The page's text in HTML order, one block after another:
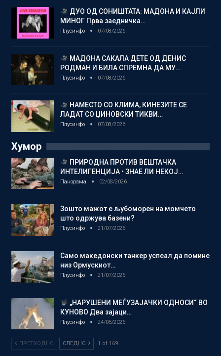
ДУО ОД СОНИШТАТА: МАДОНА И КАЈЛИ
МИНОГ Прва заедничка…
Плусинфо 07/08/2026
МАДОНА САКАЛА ДЕТЕ ОД ДЕНИС
РОДМАН И БИЛА СПРЕМНА ДА МУ…
Плусинфо 07/08/2026
НАМЕСТО СО КЛИМА, КИНЕЗИТЕ СЕ
ЛАДАТ СО ЏИНОВСКИ ТИКВИ…
Плусинфо 07/08/2026
Хумор
ПРИРОДНА ПРОТИВ ВЕШТАЧКА
ИНТЕЛИГЕНЦИЈА • ЗНАЕ ЛИ НЕКОЈ…
Панорама 02/08/2026
Зошто мажот е љубоморен на момчето
што одржува базени?
Плусинфо 21/07/2026
Само македонски танкер успеал да помине
низ Ормускиот…
Плусинфо 21/07/2026
„НАРУШЕНИ МЕЃУЗАЈАЧКИ ОДНОСИ“ ВО
КУНОВО Два зајаци…
Плусинфо 24/05/2026
ПРЕТХОДНО СЛЕДНО 1 of 169